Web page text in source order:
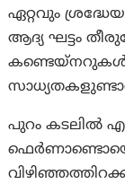
ഏറ്റവും
ആദ്യ ഘട്ടം
കണ്ടെയ്‌നറുകൾ
പുറം കടലിൽ
ഫെർണാണ്ടൊയെ